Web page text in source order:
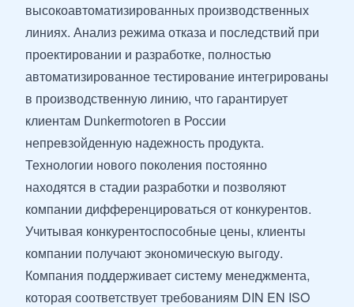
высокоавтоматизированных производственных
линиях. Анализ режима отказа и последствий при
проектировании и разработке, полностью
автоматизированное тестирование интегрированы
в производственную линию, что гарантирует
клиентам Dunkermotoren в России
непревзойденную надежность продукта.
Технологии нового поколения постоянно
находятся в стадии разработки и позволяют
компании дифференцироваться от конкурентов.
Учитывая конкурентоспособные цены, клиенты
компании получают экономическую выгоду.
Компания поддерживает систему менеджмента,
которая соответствует требованиям DIN EN ISO